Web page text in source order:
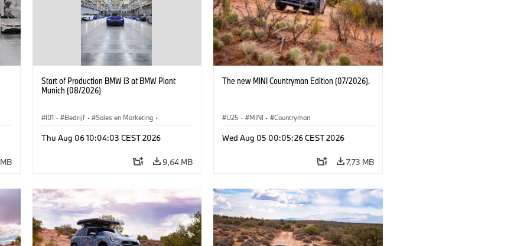
Start of Production BMW i3 at BMW Plant
Munich (08/2026)
I01 · Bedrijf · Sales en Marketing ·
Thu Aug 06 10:04:03 CEST 2026
9,64 MB
The new MINI Countryman Edition (07/2026).
U25 · MINI · Countryman
Wed Aug 05 00:05:26 CEST 2026
7,73 MB